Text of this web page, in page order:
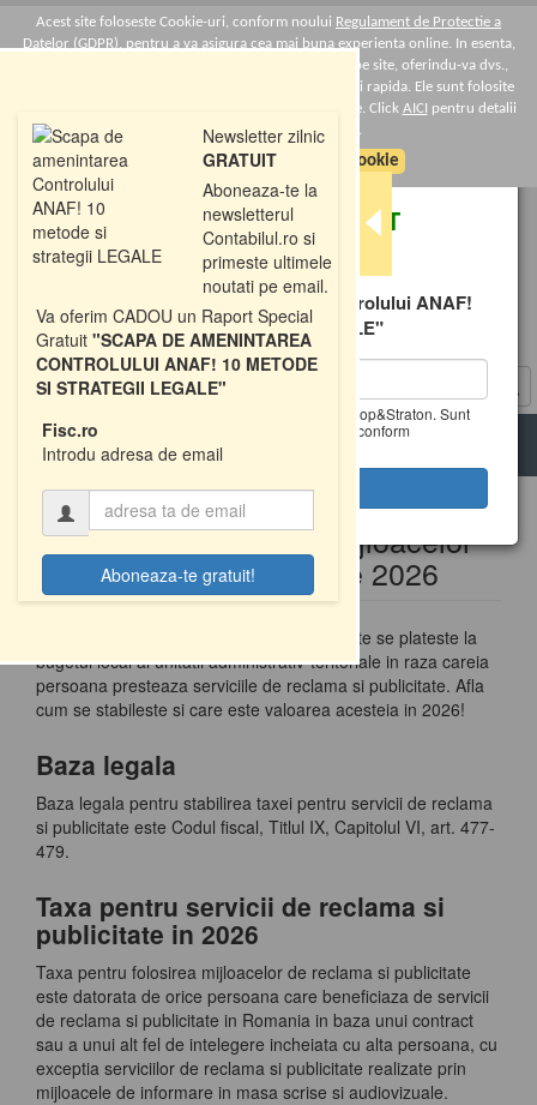
Acest site foloseste Cookie-uri, conform noului Regulament de Protectie a
Datelor (GDPR), pentru a va asigura cea mai buna experienta online. In esenta,
Cookie-urile ne ajuta sa imbunatatim continutul de pe site, oferindu-va dvs.,
cititorul, o experienta online personalizata si mult mai rapida. Ele sunt folosite
doar de site-ul nostru si partenerii nostri de incredere. Click AICI pentru detalii
despre politica de Cookie-uri.
Sunt de acord cu politica de cookie
l
o
n
Taxa pentru folosirea mijloacelor
de reclama si publicitate 2026
Taxa pentru servicii de reclama si publicitate se plateste la
bugetul local al unitatii administrativ-teritoriale in raza careia
persoana presteaza serviciile de reclama si publicitate. Afla
cum se stabileste si care este valoarea acesteia in 2026!
Baza legala
Baza legala pentru stabilirea taxei pentru servicii de reclama
si publicitate este Codul fiscal, Titlul IX, Capitolul VI, art. 477-
479.
Taxa pentru servicii de reclama si
publicitate in 2026
Taxa pentru folosirea mijloacelor de reclama si publicitate
este datorata de orice persoana care beneficiaza de servicii
de reclama si publicitate in Romania in baza unui contract
sau a unui alt fel de intelegere incheiata cu alta persoana, cu
exceptia serviciilor de reclama si publicitate realizate prin
mijloacele de informare in masa scrise si audiovizuale.
Newsletter zilnic
GRATUIT
Aboneaza-te la
newsletterul
Contabilul.ro si
primeste ultimele
noutati pe email.
Va oferim CADOU un Raport Special
Gratuit "SCAPA DE AMENINTAREA
CONTROLULUI ANAF! 10 METODE
SI STRATEGII LEGALE"
Fisc.ro
Introdu adresa de email
DESCARCATI GRATUIT
Raportul Special
"Scapa de amenintarea Controlului ANAF!
10 metode si strategii LEGALE"
Da, vreau informatii despre produsele Rentrop&Straton. Sunt
de acord ca datele personale sa fie prelucrate conform
Regulamentul UE 679/2016